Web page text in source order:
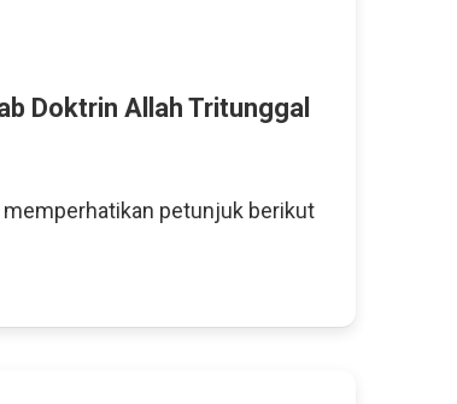
Doktrin Allah Tritunggal
petunjuk berikut